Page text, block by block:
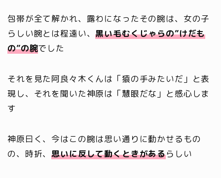
包帯が全て解かれ、露わになったその腕は、女の子
らしい腕とは程遠い、黒い毛むくじゃらの”けだも
の”の腕でした
それを見た阿良々木くんは「猿の手みたいだ」と表
現し、それを聞いた神原は「慧眼だな」と感心しま
す
神原曰く、今はこの腕は思い通りに動かせるもの
の、時折、思いに反して動くときがあるらしい